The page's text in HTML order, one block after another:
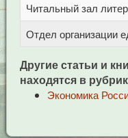
Читальный зал
Отдел организации
Другие статьи и
находятся в
Экономика